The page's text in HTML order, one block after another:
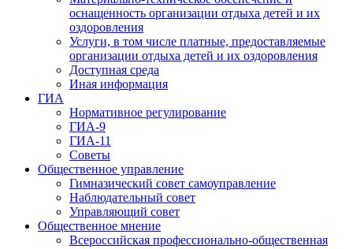
оснащенность организации отдыха детей и их
оздоровления
Услуги, в том числе платные, предоставляемые
организации отдыха детей и их оздоровления
Доступная среда
Иная информация
ГИА
Нормативное регулирование
ГИА-9
ГИА-11
Советы
Общественное управление
Гимназический совет самоуправление
Наблюдательный совет
Управляющий совет
Общественное мнение
Всероссийская профессионально-общественная